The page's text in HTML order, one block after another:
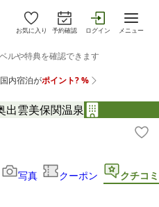
お気に入り 予約確認 ログイン メニュー
出雲美保関温泉
写真 クーポン クチコミ